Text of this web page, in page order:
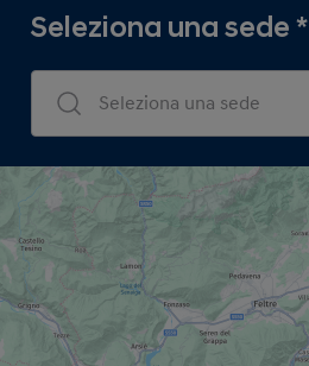
Seleziona una sede*
Dealers Search